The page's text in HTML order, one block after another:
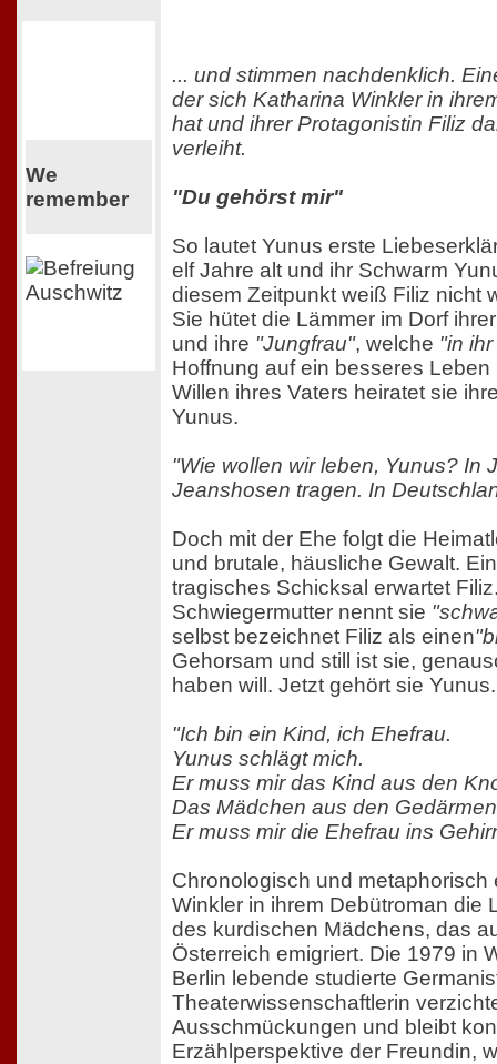
We
remember
... und stimmen nachdenklich.
der sich Katharina Winkler in
hat und ihrer Protagonistin Filiz
verleiht.
"Du gehörst mir"
So lautet Yunus erste
elf Jahre alt und ihr Schwarm
diesem Zeitpunkt weiß Filiz nicht
Sie hütet die Lämmer im Dorf
und ihre "Jungfrau", welche "in
Hoffnung auf ein besseres
Willen ihres Vaters heiratet sie
Yunus.
"Wie wollen wir leben, Yunus? In
Jeanshosen tragen. In
Doch mit der Ehe folgt die
und brutale, häusliche Gewalt.
tragisches Schicksal erwartet
Schwiegermutter nennt sie
selbst bezeichnet Filiz als einen
Gehorsam und still ist sie,
haben will. Jetzt gehört sie Yunus.
"Ich bin ein Kind, ich Ehefrau.
Yunus schlägt mich.
Er muss mir das Kind aus den
Das Mädchen aus den
Er muss mir die Ehefrau ins
Chronologisch und metaphorisch
Winkler in ihrem Debütroman die
des kurdischen Mädchens, das
Österreich emigriert. Die 1979 in
Berlin lebende studierte
Theaterwissenschaftlerin
Ausschmückungen und bleibt
Erzählperspektive der Freundin,